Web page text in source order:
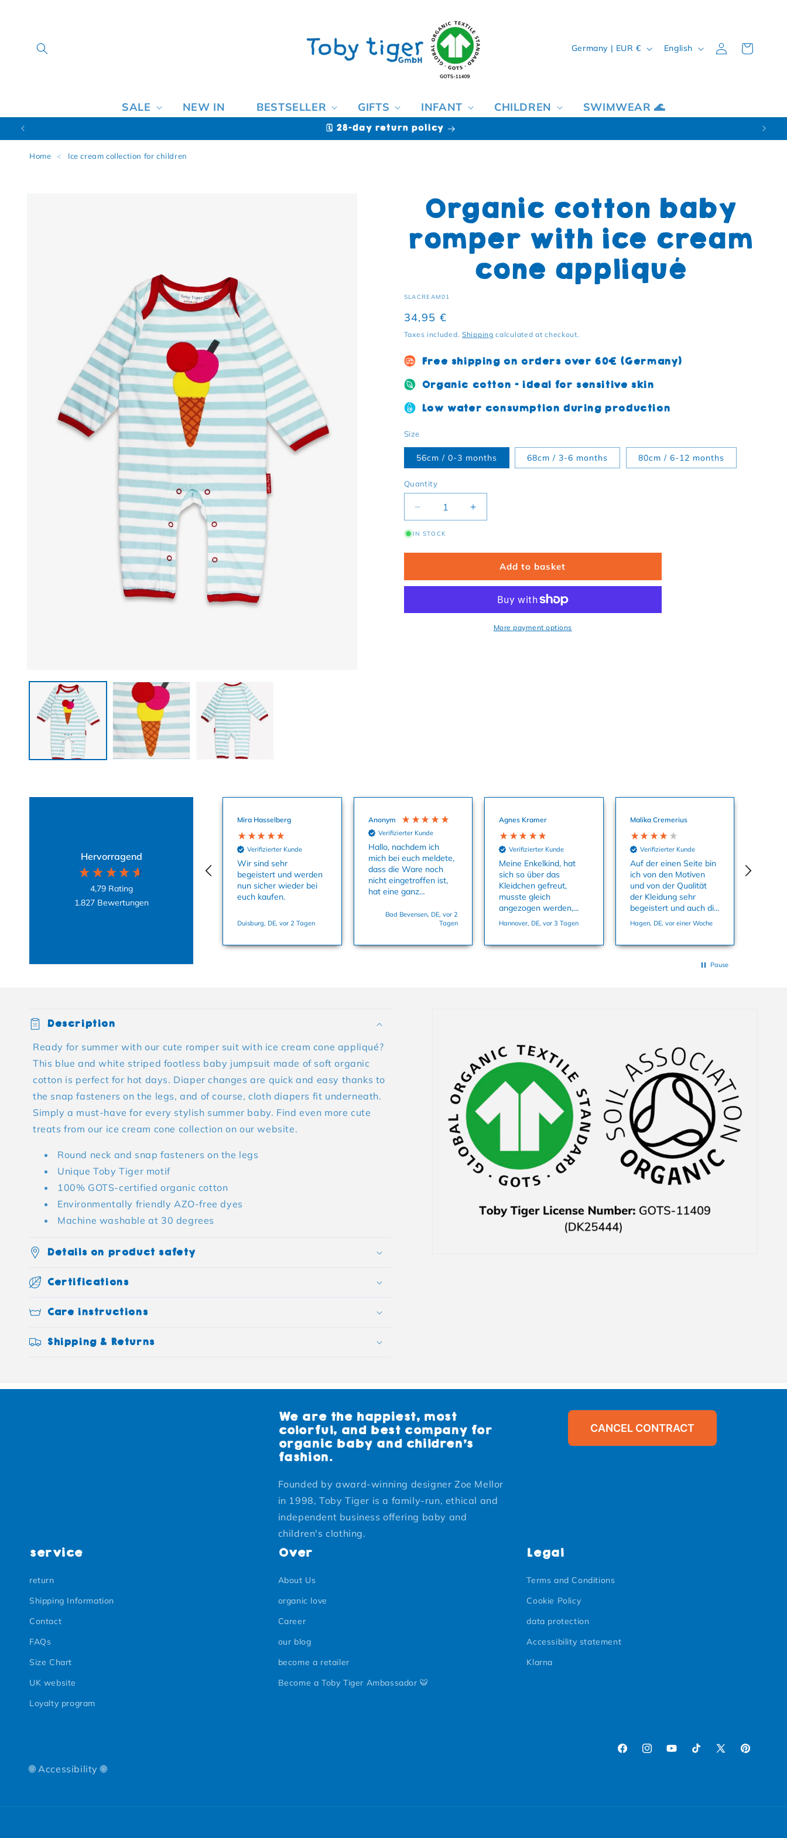
SALE NEW IN BESTSELLER GIFTS INFANT CHILDREN SWIMWEAR 🌊
Country/region
Germany | EUR € Language
English Log in Cart
🗓️ 28-day return policy
Home < Ice cream collection for children
Organic cotton baby
romper with ice cream
cone appliqué
SKU:
SLACREAM01
Regular price
34,95 €
Taxes included. Shipping calculated at checkout.
Free shipping on orders over 60€ (Germany)
Organic cotton - ideal for sensitive skin
Low water consumption during production
Size
56cm / 0-3 months 68cm / 3-6 months 80cm / 6-12 months
Quantity
Decrease quantity for Organic cotton baby romper with ice cream cone
Increase quantity for Organic cotton baby romper with ice cream
IN STOCK
Add to basket
More payment options
Hervorragend
4,79 Rating
1.827 Bewertungen
Mira Hasselberg
Verifizierter Kunde
Wir sind sehr
begeistert und werden
nun sicher wieder bei
euch kaufen.
Duisburg, DE, vor 2 Tagen
Anonym
Verifizierter Kunde
Hallo, nachdem ich
mich bei euch meldete,
dass die Ware noch
nicht eingetroffen ist,
hat eine ganz
uns sofort die
Babysachen zukommen
nochmals dafür. Viele
Bad Bevensen, DE, vor 2
Tagen
Agnes Kramer
Verifizierter Kunde
Meine Enkelkind, hat
sich so über das
Kleidchen gefreut,
musste gleich
angezogen werden,
dass Material ist super
und es passt in der
Hannover, DE, vor 3 Tagen
Malika Cremerius
Verifizierter Kunde
Auf der einen Seite bin
ich von den Motiven
und von der Qualität
der Kleidung sehr
begeistert und auch die
Farben sind echt toll.
Auf der anderen Seite
geärgert dass ich
Sachen kaufen konnte
weswegen ich mich
überhaupt für den Kauf
entschieden hatte. Der
Kundenservice hat mir
das zwar 1-2 Tage
danach direkt sehe
freundlich per E-Mail
mitgeteilt und auch
nachher den Preis
wieder erstattet aber
habe mich trotzdem
geärgert.
Hagen, DE, vor einer Woche
Pause
Collapsible content
Description
Ready for summer with our cute romper suit with ice cream cone appliqué?
This blue and white striped footless baby jumpsuit made of soft organic
cotton is perfect for hot days. Diaper changes are quick and easy thanks to
the snap fasteners on the legs, and of course, cloth diapers fit underneath.
Simply a must-have for every stylish summer baby. Find even more cute
treats from our ice cream cone collection on our website.
Round neck and snap fasteners on the legs
Unique Toby Tiger motif
100% GOTS-certified organic cotton
Environmentally friendly AZO-free dyes
Machine washable at 30 degrees
Details on product safety
Certifications
Care instructions
Shipping & Returns
We are the happiest, most
colorful, and best company for
organic baby and children's
fashion.
Founded by award-winning designer Zoe Mellor
in 1998, Toby Tiger is a family-run, ethical and
independent business offering baby and
children's clothing.
CANCEL CONTRACT
service
return
Shipping Information
Contact
FAQs
Size Chart
UK website
Loyalty program
Over
About Us
organic love
Career
our blog
become a retailer
Become a Toby Tiger Ambassador 🐯
Legal
Terms and Conditions
Cookie Policy
data protection
Accessibility statement
Klarna
FacebookInstagram
YouTubeTikTokX (Twitter)
Pinterest
🌐 Accessibility 🌐